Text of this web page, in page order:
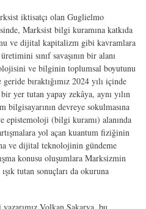
iktisatçı olan Guglielmo
Marksist bilgi kuramına katkıda
ve dijital kapitalizm gibi kavramlara
sınıf savaşının bir alanı
ve bilginin toplumsal boyutunu
bıraktığımız 2024 yılı içinde
yer tutan yapay zekâya, aynı yılın
devreye sokulmasına
epistemoloji (bilgi kuramı) alanında
yol açan kuantum fiziğinin
ve dijital teknolojinin gündeme
konusu oluşumlara Marksizmin
tutan so­nuçları da okuruna
Volkan Sakarya, bu